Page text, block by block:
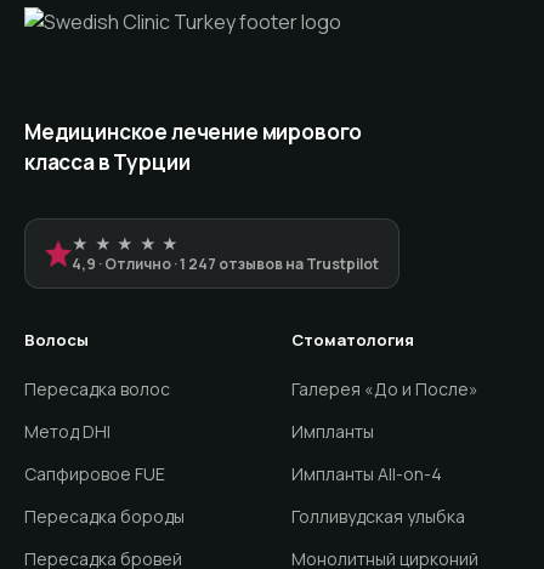
Медицинское лечение мирового
класса в Турции
★ ★ ★ ★ ★
4,9 · Отлично · 1 247 отзывов на Trustpilot
Волосы
Пересадка волос
Метод DHI
Сапфировое FUE
Пересадка бороды
Пересадка бровей
Стоматология
Галерея «До и После»
Импланты
Импланты All-on-4
Голливудская улыбка
Монолитный цирконий